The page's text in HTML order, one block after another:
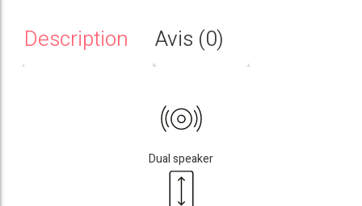
Description Avis (0)
Dual speaker